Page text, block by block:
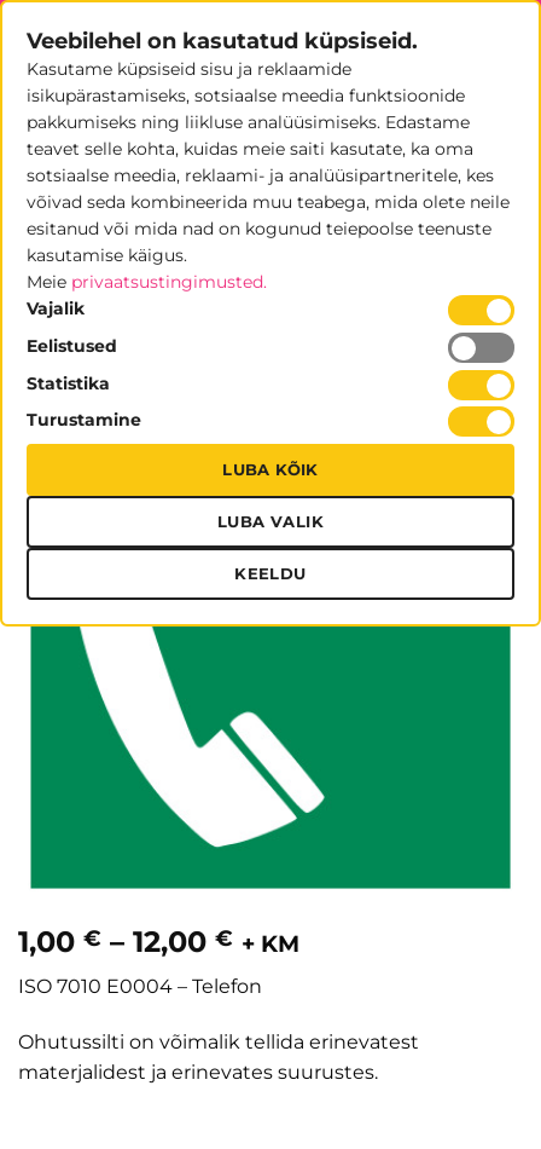
Skip
content
Telefon
1,00 € – 12,00 € Hinnavahemik:
1,00 €
kuni
12,00 €
+ KM
ISO 7010 E0004 – Telefon
Ohutussilti on võimalik tellida erinevatest
materjalidest ja erinevates suurustes.
Veebilehel on kasutatud küpsiseid.
Kasutame küpsiseid sisu ja reklaamide
isikupärastamiseks, sotsiaalse meedia funktsioonide
pakkumiseks ning liikluse analüüsimiseks. Edastame
teavet selle kohta, kuidas meie saiti kasutate, ka oma
sotsiaalse meedia, reklaami- ja analüüsipartneritele, kes
võivad seda kombineerida muu teabega, mida olete neile
esitanud või mida nad on kogunud teiepoolse teenuste
kasutamise käigus.
Meie privaatsustingimusted.
Vajalik
Eelistused
Statistika
Turustamine
LUBA KÕIK
LUBA VALIK
KEELDU